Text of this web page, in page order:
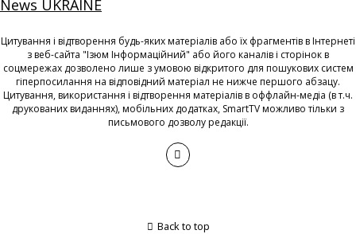
News UKRAINE
Цитування і відтворення будь-яких матеріалів або їх фрагментів в Інтернеті
з веб-сайта "Ізюм Інформаційний" або його каналів і сторінок в
соцмережах дозволено лише з умовою відкритого для пошукових систем
гіперпосилання на відповідний матеріал не нижче першого абзацу.
Цитування, використання і відтворення матеріалів в оффлайн-медіа (в т.ч.
друкованих виданнях), мобільних додатках, SmartTV можливо тільки з
письмового дозволу редакції.
Back to top